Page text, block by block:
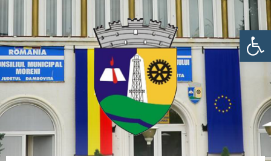
Deschide bara de unelte
sidebar
sidebar